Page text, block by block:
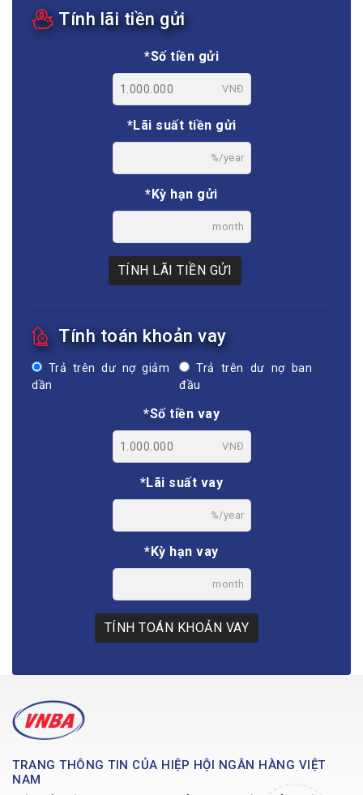
Tính lãi tiền gửi
*Số tiền gửi
VNĐ
*Lãi suất tiền gửi
%/year
*Kỳ hạn gửi
month
TÍNH LÃI TIỀN GỬI
Tính toán khoản vay
Trả trên dư nợ giảm
dần
Trả trên dư nợ ban
đầu
*Số tiền vay
VNĐ
*Lãi suất vay
%/year
*Kỳ hạn vay
month
TÍNH TOÁN KHOẢN VAY
TRANG THÔNG TIN CỦA HIỆP HỘI NGÂN HÀNG VIỆT
NAM